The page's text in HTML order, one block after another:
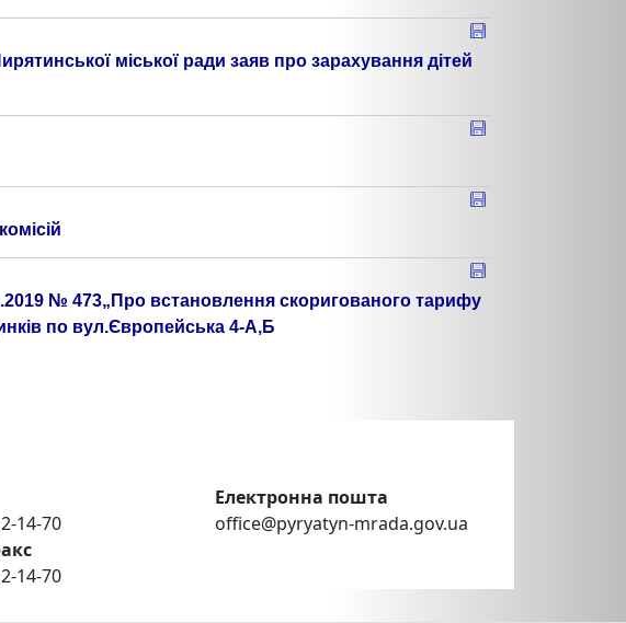
міської ради заяв про зарахування дітей
№ 473„Про встановлення скоригованого тарифу
по вул.Європейська 4-А,Б
14-70
14-70
Електронна пошта
office@pyryatyn-mrada.gov.ua